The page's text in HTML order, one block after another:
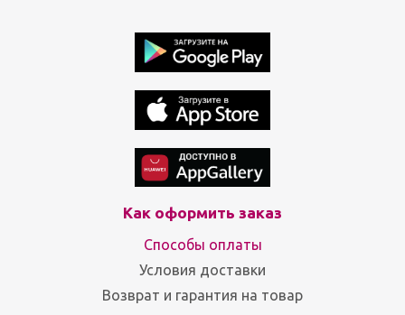
Как оформить заказ
Способы оплаты
Условия доставки
Возврат и гарантия на товар